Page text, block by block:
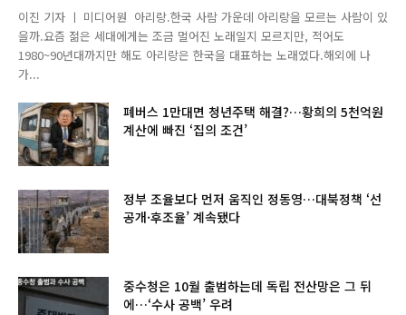
이진 기자 ㅣ 미디어원 아리랑.한국 사람 가운데 아리랑을 모르는 사람이 있
을까.요즘 젊은 세대에게는 조금 멀어진 노래일지 모르지만, 적어도
1980~90년대까지만 해도 아리랑은 한국을 대표하는 노래였다.해외에 나
가...
폐버스 1만대면 청년주택 해결?…황희의 5천억원
계산에 빠진 ‘집의 조건’
정부 조율보다 먼저 움직인 정동영…대북정책 ‘선
공개·후조율’ 계속됐다
중수청은 10월 출범하는데 독립 전산망은 그 뒤
에…‘수사 공백’ 우려